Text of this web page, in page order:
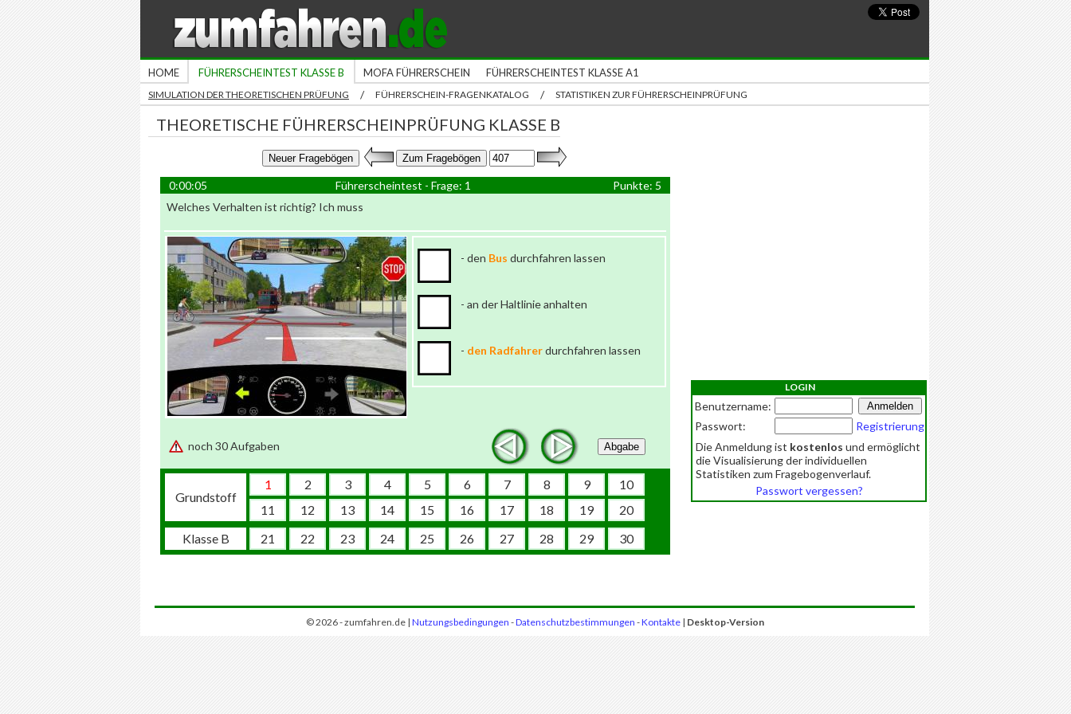
HOME FÜHRERSCHEINTEST KLASSE B MOFA FÜHRERSCHEIN FÜHRERSCHEINTEST KLASSE A1
SIMULATION DER THEORETISCHEN PRÜFUNG / FÜHRERSCHEIN-FRAGENKATALOG / STATISTIKEN ZUR FÜHRERSCHEINPRÜFUNG
THEORETISCHE FÜHRERSCHEINPRÜFUNG KLASSE B
0:00:05 Führerscheintest - Frage: 1
Punkte: 5
Welches Verhalten ist richtig? Ich muss
- den Bus durchfahren lassen
- an der Haltlinie anhalten
- den Radfahrerdurchfahren lassen
noch 30 Aufgaben Abgabe
Grundstoff
1 2 3 4 5 6 7 8 9
10
11
12 13 14 15 16 17 18 19
20
Klasse B
21 22 23 24 25 26 27 28 29 30
LOGIN
Benutzername:
Passwort:
Registrierung
Die Anmeldung ist kostenlos und ermöglicht
die Visualisierung der individuellen
Statistiken zum Fragebogenverlauf.
Passwort vergessen?
© 2026 - zumfahren.de | Nutzungsbedingungen -Datenschutzbestimmungen -Kontakte| Desktop-Version